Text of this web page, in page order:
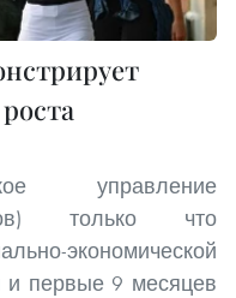
управление
только что
экономической
и первые 9 месяцев